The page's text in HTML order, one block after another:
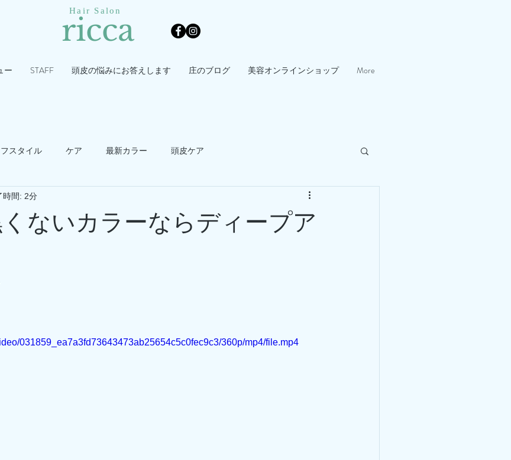
ricca
ー STAFF 頭皮の悩みにお答えします 庄のブログ 美容オンラインショップ More
Hair Salon
スタイル ケア 最新カラー 頭皮ケア
ないカラーならディープア
時間: 2分
031859_ea7a3fd73643473ab25654c5c0fec9c3/360p/mp4/file.mp4